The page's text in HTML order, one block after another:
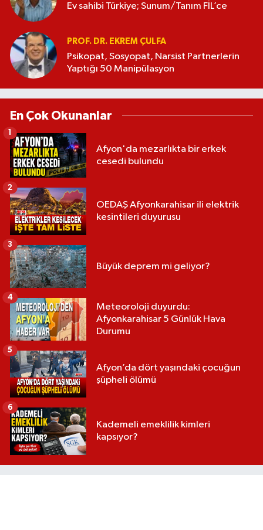
Ev sahibi Türkiye; Sunum/Tanım FİL’ce
PROF. DR. EKREM ÇULFA
Psikopat, Sosyopat, Narsist Partnerlerin
Yaptığı 50 Manipülasyon
En Çok Okunanlar
Afyon'da mezarlıkta bir erkek
cesedi bulundu
1
OEDAŞ Afyonkarahisar ili elektrik
kesintileri duyurusu
2
Büyük deprem mi geliyor?
3
Meteoroloji duyurdu:
Afyonkarahisar 5 Günlük Hava
Durumu
4
Afyon’da dört yaşındaki çocuğun
şüpheli ölümü
5
Kademeli emeklilik kimleri
kapsıyor?
6